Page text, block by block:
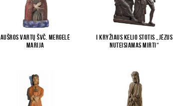
Aušros Vartų Švč. Mergelė
Marija
I Kryžiaus kelio stotis „Jėzus
nuteisiamas mirti“